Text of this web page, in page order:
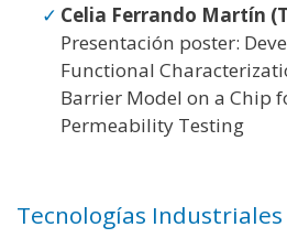
Celia Ferrando Martín
Presentación poster:
Functional
Barrier Model on a Chip
Permeability Testing
Tecnologías Industriales